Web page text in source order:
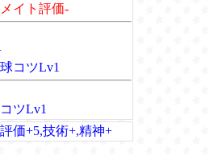
イト評価-
コツLv1
ツLv1
価+5,技術+,精神+